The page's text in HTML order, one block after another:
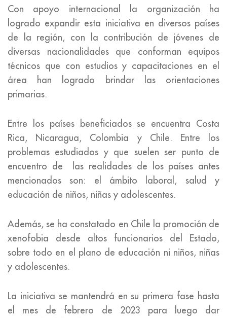
Con apoyo internacional la organización ha
logrado expandir esta iniciativa en diversos países
de la región, con la contribución de jóvenes de
diversas nacionalidades que conforman equipos
técnicos que con estudios y capacitaciones en el
área han logrado brindar las orientaciones
primarias.
Entre los países beneficiados se encuentra Costa
Rica, Nicaragua, Colombia y Chile. Entre los
problemas estudiados y que suelen ser punto de
encuentro de las realidades de los países antes
mencionados son: el ámbito laboral, salud y
educación de niños, niñas y adolescentes.
Además, se ha constatado en Chile la promoción de
xenofobia desde altos funcionarios del Estado,
sobre todo en el plano de educación ni niños, niñas
y adolescentes.
La iniciativa se mantendrá en su primera fase hasta
el mes de febrero de 2023 para luego dar